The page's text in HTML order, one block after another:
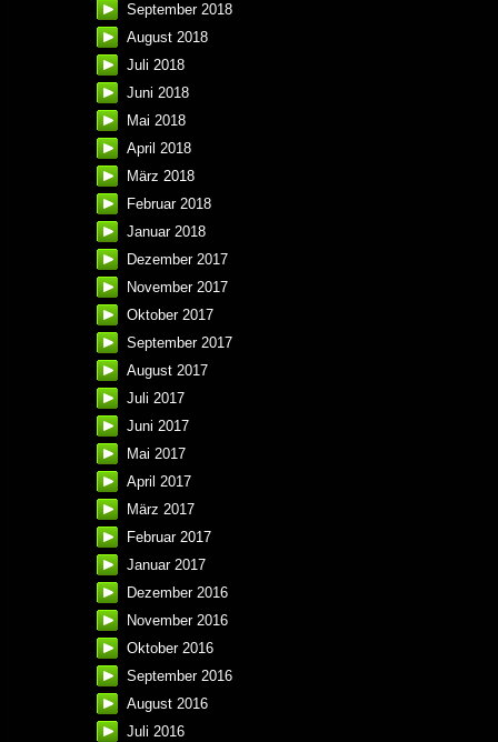
September 2018
August 2018
Juli 2018
Juni 2018
Mai 2018
April 2018
März 2018
Februar 2018
Januar 2018
Dezember 2017
November 2017
Oktober 2017
September 2017
August 2017
Juli 2017
Juni 2017
Mai 2017
April 2017
März 2017
Februar 2017
Januar 2017
Dezember 2016
November 2016
Oktober 2016
September 2016
August 2016
Juli 2016